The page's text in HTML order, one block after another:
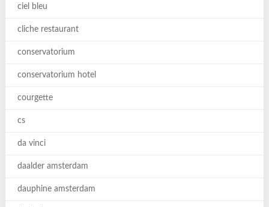
ciel bleu
cliche restaurant
conservatorium
conservatorium hotel
courgette
cs
da vinci
daalder amsterdam
dauphine amsterdam